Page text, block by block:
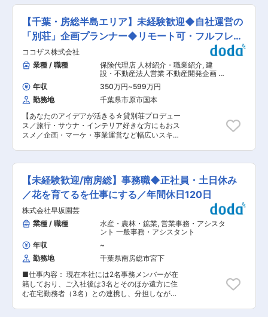
織構成： 9名（マネージャー1名、メンバー８名）
■就業環境： 残業ほぼなし・年休105日 シフト制
ではありますが、希望は通りやすく連休も取りや
すい環境となっています。 ■魅力ポイント： ・
会員制の施設のため、新築で綺麗かつ洗練された
環境でお仕事ができます。 ・アジア初のドライビ
ングクラブのため、海外のお客様もご来場しま
す。 ・豊かな自然のなかで、他スタッフと楽しく
コミュニケーションをとりながらのお仕事となり
ます。 ・賄いランチ（500円）をご用意しており
ます。 変更の範囲：会社の定める業務
様の接客業務（コンシェルジュ業務）を行ってい
ただきます。 ■業務内容： 夜勤におけるコンシ
ェルジュ業務（国内外の会員様、そのゲストおよ
びその他来場・宿泊者対応）、シフト勤務に従い
日勤の場合もあります。 ・コースでドライビング
するお客様、ドライビングしない同伴のご家族双
方にMagarigawaでどう楽しんでいただけるかを
立案。 ・実際のお客様のご案内 ※例：ドライビ
ング＋飲食＋宿泊＋その他レジャーを、施設内で
ご提案、ご案内 ・会員様へのメール・電話・SNS
問合せ等の対応、会員様・ゲストのリクエストに
応じたホスピタリティ実践 ・組織横断的な業務調
整（社内外・各取引先） ・会員様への各種営業活
動 ■魅力点 ・日本初、世界でも知名度が上がっ
てきている施設におけるメンバーとして活躍でき
ます。 ・会員制の施設のため、新築で綺麗かつ洗
来場しますので、グローバルな環境下での経験が
積めます。 ■就業環境： 残業ほぼなし・年休105
日 シフト制ではありますが、希望は通りやすく連
休も取りやすい環境となっています。 変更の範
囲：会社の定める業務
【千葉・房総半島エリア】未経験歓迎◆自社運営の
「別荘」企画プランナー◆リモート可・フルフレッ
クス
ココザス株式会社
業種 / 職種
保険代理店 人材紹介・職業紹介, 建
設・不動産法人営業 不動産開発企画 不
動産仕入（用地・一棟・区分） 店舗開
発・FC開発
年収 350万円~599万円
勤務地
千葉県市原市国本
【あなたのアイデアが活きる☆貸別荘プロデュー
ス／旅行・サウナ・インテリア好きな方にもおス
スメ／企画・マーケ・事業運営など幅広いスキル
で一貫して関われる“事業視点”の仕事 ◎リモート
可＆フルフレックスで柔軟な働き方が実現 ■業務
内容 自社ブランド「COCO VILLA」の拡大に向
け、物件づくりから運営まで一貫して携わりま
す。 ・貸別荘の運営代行案件の獲得、売買物件の
情報収集・開拓 ・物件オーナーへ事業立ち上げ／
収益改善の提案（コンセプト設計・運用設計） ・
自社・管理物件の巡回、トラブル時の一次対応、
修繕／清掃手配 ・現場スタッフのOJT、運営品質
の向上支援 ・業務マニュアルの作成・改善、オペ
レーションの効率化 ■「COCOVILLA事業」 四季
折々の海・山・川・湖に囲まれた特別なロケーシ
ョンを叶える、一棟貸し切りのプライベートな貸
別荘です。 自社で別荘を購入し、リノベーション
をし、販売。複数のオーナーにて物件を所有し、
その運営も当社で行っています。 土地や風土を活
【未経験歓迎/南房総】事務職◆正社員・土日休み
／花を育てるを仕事にする／年間休日120日
株式会社早坂園芸
業種 / 職種
水産・農林・鉱業, 営業事務・アシスタ
ント 一般事務・アシスタント
年収
~
勤務地
千葉県南房総市宮下
■仕事内容： 現在本社には2名事務メンバーが在
籍しており、ご入社後は3名とそのほか遠方に住
む在宅勤務者（3名）との連携し、分担しながら